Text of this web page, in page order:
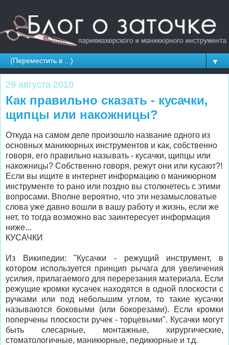
▼
29 августа 2010
Как правильно сказать - кусачки,
щипцы или накожницы?
Откуда на самом деле произошло название одного из
основных маникюрных инструментов и как, собственно
говоря, его правильно называть - кусачки, щипцы или
накожницы? Собственно говоря, режут они или кусают?!
Если вы ищите в интернет информацию о маникюрном
инструменте то рано или поздно вы столкнетесь с этими
вопросами. Вполне вероятно, что эти незамысловатые
слова уже давно вошли в вашу работу и жизнь, если же
нет, то тогда возможно вас заинтересует информация
ниже...
КУСАЧКИ
Из Википедии: "Кусачки - режущий инструмент, в
котором используется принцип рычага для увеличения
усилия, прилагаемого для перерезания материала. Если
режущие кромки кусачек находятся в одной плоскости с
ручками или под небольшим углом, то такие кусачки
называются боковыми (или бокорезами). Если кромки
поперчены плоскости ручек - торцевыми". Кусачки могут
быть слесарные, монтажные, хирургические,
стоматологичные, маникюрные, педикюрные и т.д.